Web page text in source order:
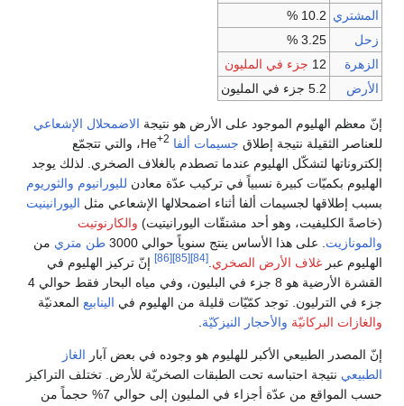
المشتري 10.2 %
زحل
3.25 %
الزهرة
12 جزء في المليون
الأرض
5.2 جزء في المليون
إنّ معظم الهليوم الموجود على الأرض هو نتيجة الاضمحلال الإشعاعي
للعناصر الثقيلة نتيجة إطلاق جسيمات ألفا 2+
He، والتي تتجمّع
إلكتروناتها لتشكّل الهليوم عندما تصطدم بالغلاف الصخري. لذلك يوجد
الهليوم بكميّات كبيرة نسبياً في تركيب عدّة معادن لليورانيوم والثوريوم
بسبب إطلاقها لجسيمات ألفا أثناء اضمحلالها الإشعاعي مثل اليورانينيت
(خاصةً الكليفيت، وهو أحد مشتقّات اليورانيتيت) والكارنوتيت
والمونازيت. على هذا الأساس ينتج سنوياً حوالي 3000 طن متري من
الهليوم عبر غلاف الأرض الصخري.
[84]
[85]
[86]
إنّ تركيز الهليوم في
القشرة الأرضية هو 8 جزء في البليون، وفي مياه البحار فقط حوالي 4
جزء في الترليون. توجد كمّيّات قليلة من الهليوم في الينابيع المعدنيّة
والغازات البركانيّة والأحجار النيزكيّة.
إنّ المصدر الطبيعي الأكبر للهليوم هو وجوده في بعض آبار الغاز
الطبيعي نتيجة احتباسه تحت الطبقات الصخريّة للأرض. تختلف التراكيز
حسب المواقع من عدّة أجزاء في المليون إلى حوالي 7% حجماً من